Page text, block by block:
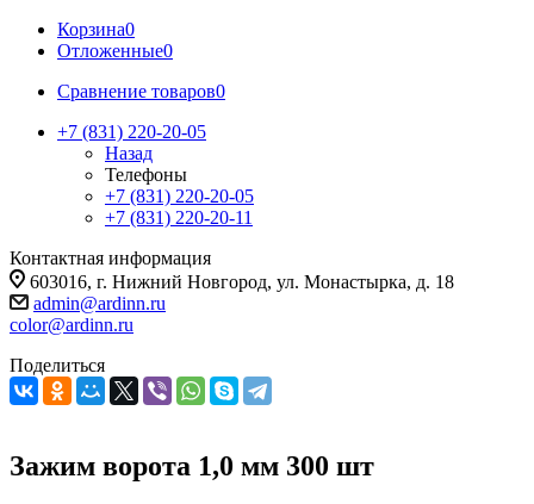
Корзина0
Отложенные0
Сравнение товаров0
+7 (831) 220-20-05
Назад
Телефоны
+7 (831) 220-20-05
+7 (831) 220-20-11
Контактная информация
603016, г. Нижний Новгород, ул. Монастырка, д. 18
admin@ardinn.ru
color@ardinn.ru
Поделиться
Зажим ворота 1,0 мм 300 шт